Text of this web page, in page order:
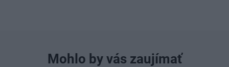
Mohlo by vás zaujímať